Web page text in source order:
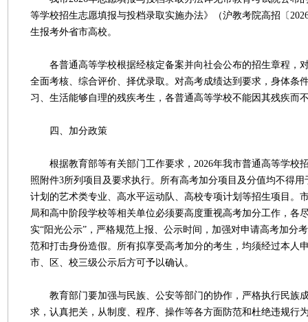
等学校招生志愿填报与投档录取实施办法》（沪教考院高招〔
生报考外省市高校。
各普通高等学校根据经核定备案并向社会公布的招生章程，
全面考核、综合评价、择优录取。对高考成绩达到要求，身体条
习、生活能够自理的残疾考生，各普通高等学校不能因其残疾而
四、加分政策
根据教育部等有关部门工作要求，2026年我市普通高等学校
照附件3所列项目及要求执行。所有高考加分项目及分值均不得
计划的艺术类专业、高水平运动队、高校专项计划等招生项目。
局和高中阶段学校等相关单位必须要高度重视高考加分工作，各
实“阳光公示”，严格规范上报、公示时间，加强对申请高考加分
范和打击身份造假。所有拟享受高考加分的考生，均须经过本人
市、区、校三级公示后方可予以确认。
教育部门要加强与民族、公安等部门的协作，严格执行民族
求，认真把关，从制度、程序、操作等各方面防范和杜绝违规行